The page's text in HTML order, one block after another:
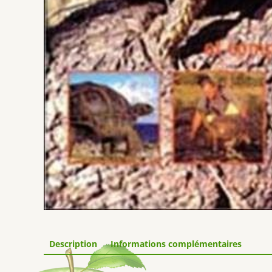
Description Informations complémentaires